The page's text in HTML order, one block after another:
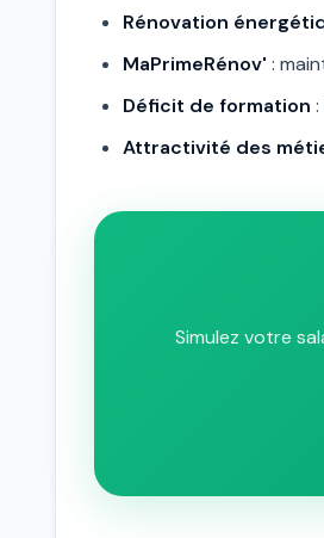
Rénovation
MaPrimeRénov' :
Déficit de formation
Attractivité des
Simulez votre